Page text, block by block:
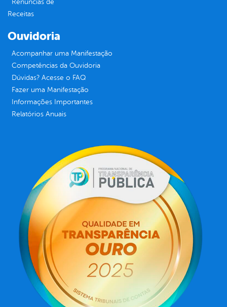
Renúncias de
Receitas
Ouvidoria
Acompanhar uma Manifestação
Competências da Ouvidoria
Dúvidas? Acesse o FAQ
Fazer uma Manifestação
Informações Importantes
Relatórios Anuais